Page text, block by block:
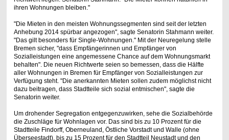
ihren Wohnungen bleiben."
"Die Mieten in den meisten Wohnungssegmenten sind seit der letzten
Anhebung 2014 spürbar angezogen", sagte Senatorin Stahmann weiter.
"Das gilt besonders für Single-Wohnungen." Mit der Neuregelung stelle
Bremen sicher, "dass Empfängerinnen und Empfänger von
Sozialleistungen eine angemessene Chance auf dem Wohnungsmarkt
behalten". Die neuen Richtwerte seien so bemessen, dass die Hälfte
aller Wohnungen in Bremen für Empfänger von Sozialleistungen zur
Verfügung steht. "Die anerkannten Mieten sollen zudem möglichst nicht
dazu beitragen, dass Stadtteile sich sozial entmischen", sagte die
Senatorin weiter.
Um drohender Segregation entgegenzuwirken, sehe die Sozialbehörde
die Zuschläge für Wohnlagen vor. Das sind bis zu 10 Prozent für die
Stadtteile Findorff, Oberneuland, Östliche Vorstadt und Walle (ohne
Überseestadt), bis zu 15 Prozent für den Stadtteil Neustadt und den